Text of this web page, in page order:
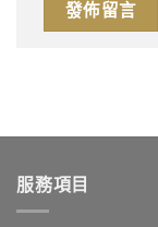
服務項目